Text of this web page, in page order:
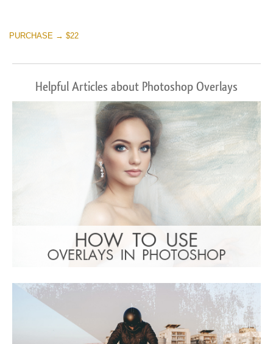
PURCHASE → $22
Helpful Articles about Photoshop Overlays